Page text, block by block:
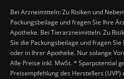
Bei Arzneimitteln: Zu Risiken und
Packungsbeilage und fragen Sie Ihre
Apotheke. Bei Tierarzneimitteln: Zu
Sie die Packungsbeilage und fragen
oder in Ihrer Apotheke. Nur solange
Alle Preise inkl. MwSt. * Sparpotential
Preisempfehlung des Herstellers